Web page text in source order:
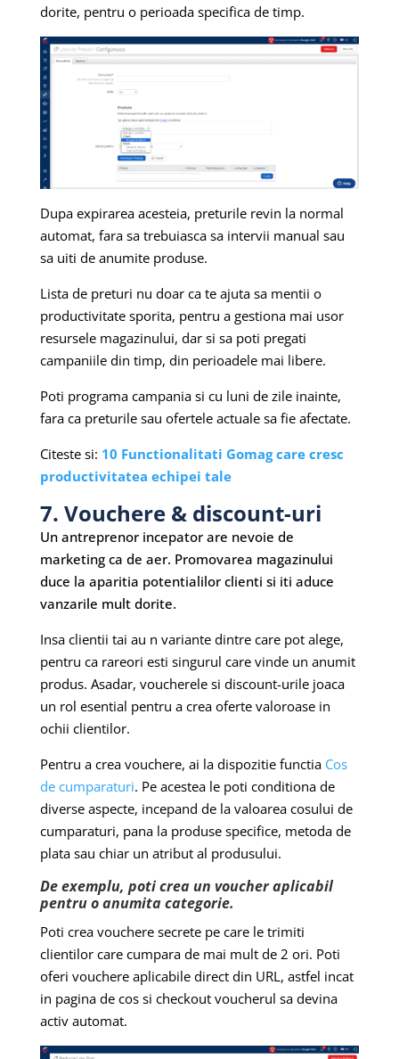
dorite, pentru o perioada specifica de timp.
Dupa expirarea acesteia, preturile revin la normal
automat, fara sa trebuiasca sa intervii manual sau
sa uiti de anumite produse.
Lista de preturi nu doar ca te ajuta sa mentii o
productivitate sporita, pentru a gestiona mai usor
resursele magazinului, dar si sa poti pregati
campaniile din timp, din perioadele mai libere.
Poti programa campania si cu luni de zile inainte,
fara ca preturile sau ofertele actuale sa fie afectate.
Citeste si: 10 Functionalitati Gomag care cresc
productivitatea echipei tale
7. Vouchere & discount-uri
Un antreprenor incepator are nevoie de
marketing ca de aer. Promovarea magazinului
duce la aparitia potentialilor clienti si iti aduce
vanzarile mult dorite.
Insa clientii tai au n variante dintre care pot alege,
pentru ca rareori esti singurul care vinde un anumit
produs. Asadar, voucherele si discount-urile joaca
un rol esential pentru a crea oferte valoroase in
ochii clientilor.
Pentru a crea vouchere, ai la dispozitie functia Cos
de cumparaturi. Pe acestea le poti conditiona de
diverse aspecte, incepand de la valoarea cosului de
cumparaturi, pana la produse specifice, metoda de
plata sau chiar un atribut al produsului.
De exemplu, poti crea un voucher aplicabil
pentru o anumita categorie.
Poti crea vouchere secrete pe care le trimiti
clientilor care cumpara de mai mult de 2 ori. Poti
oferi vouchere aplicabile direct din URL, astfel incat
in pagina de cos si checkout voucherul sa devina
activ automat.